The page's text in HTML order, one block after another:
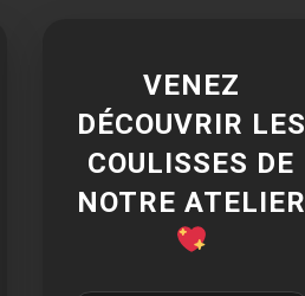
VENEZ
DÉCOUVRIR LES
COULISSES DE
NOTRE ATELIER